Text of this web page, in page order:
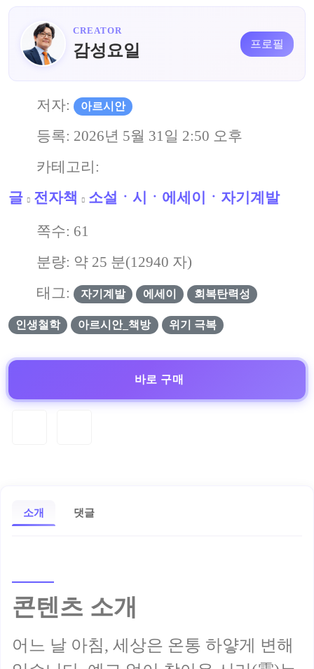
CREATOR
감성요일 프로필
저자: 아르시안
등록: 2026년 5월 31일 2:50 오후
카테고리:
글
전자책 소설ㆍ시ㆍ에세이ㆍ자기계발
쪽수: 61
분량: 약 25 분(12940 자)
태그:
자기계발 에세이 회복탄력성
인생철학 아르시안_책방 위기 극복
바로 구매
소개 댓글
콘텐츠 소개
어느 날 아침, 세상은 온통 하얗게 변해